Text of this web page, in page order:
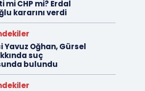
mi CHP mi? Erdal
kararını verdi
Yavuz Oğhan, Gürsel
suç
bulundu